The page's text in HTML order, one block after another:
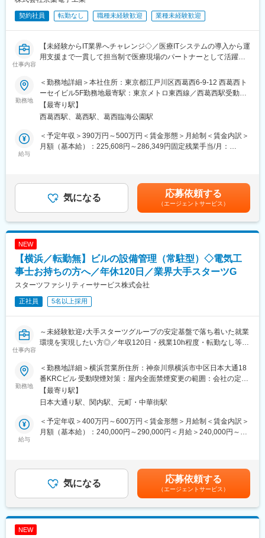
・安全・安心なICT社会の構築に向けて、ブロードバンドサービス
で、通信キャリアの全ての通信設備について、企画・設計から施
工・運用・保守までの一貫した質の高いサービスを全国規模で提
データセンタ、公的機関のサーバールームの構築等、重要ライフ
ラインの電力設備構築にも実績があります。
・資格取得制度も充実しておりますので、大型案件をこなし、経
験値を積み重ねることで難関資格の習得も可能です。自身が積算
に携わった建物が形となって地図上に載り、社会を支えるという
ご自身やご家族に誇れるキャリアを築いていただけると思いま
新入社員研修として導入研修・基礎研修・専門分野研修・2年目ス
テップアップ研修など研修体制が充実しており、技能研修や資格
取得の支援・通信教育制度など充実しております。
■当社について
ストップで行っております
契約社員 転勤なし 職種未経験歓迎 業種未経験歓迎
仕事内容
【未経験からIT業界へチャレンジ◇／医療ITシステムの導入から運
用支援まで一貫して担当制で医療現場のパートナーとして活躍／
る】
■業務概要：
医療機関用自社開発システムや電子カルテなどの導入・保守・サ
ポートを提供している当社。
サービスエンジニアとして、医療現場で使用される機器・システ
ムの導入支援から、稼働後のフォローまでをトータルで担当しま
す。単なる「設置担当」ではなく、医療機関のパートナーとして
■具体的には：
・診療所のお客様を中心とした新規導入・システム追加・機材入
れ替え対応をお任せ
・リモート環境でのシステム状況チェック、調整作業
・現地対応が必要な際の訪問サポート
※1～2カ月に1回程度、1～2泊の出張あり
■この仕事のポイント
対応できる環境
◎現地対応は先輩と同行訪問・リモート支援をするため、効率的
◎既存顧客が多いため、信頼関係を深めながら仕事ができます
■入社後について：
入社後は、医療業界の基礎知識や当社システムについて学ぶ研修
からスタート。その後、先輩社員との同行やOJTを通じて、実務
を少しずつ経験していきます。
・半年～1年程度で業務を学びます
現在7名のサービスエンジニアが在籍。異業種からの転職者が多数
活躍中です。正社員としてのキャリアを当社でスタートしたメン
勤務地
＜勤務地詳細＞本社住所：東京都江戸川区西葛西6-9-12 西葛西ト
ーセイビル5F勤務地最寄駅：東京メトロ東西線／西葛西駅受動喫
煙対策：屋内全面禁煙変更の範囲：会社の定める事業所
【最寄り駅】
西葛西駅、葛西駅、葛西臨海公園駅
給与
＜予定年収＞390万円～500万円＜賃金形態＞月給制＜賃金内訳＞
月額（基本給）：225,608円～286,349円固定残業手当/月：
／年1回（7月）■賞与／年2回（7月、12月）■モデル年収：年収
400万円 ／ 26歳 経験2年年収500万円 ／ 30歳 経験6年年収600万
円 ／ 35歳 経験10年年収700万円 ／ 40歳 経験15年賃金はあくま
でも目安の金額であり、選考を通じて上下する可能性がありま
す。月給(月額)は固定手当を含めた表記です。
気になる 応募依頼する
（エージェントサービス）
NEW
【横浜／転勤無】ビルの設備管理（常駐型）◇電気工
事士お持ちの方へ／年休120日／業界大手スターツG
スターツファシリティーサービス株式会社
正社員 5名以上採用
仕事内容
～未経験歓迎♪大手スターツグループの安定基盤で落ち着いた就業
環境を実現したい方◎／年収120日・残業10h程度・転勤なし等長
た環境◎~
■業務内容
当社が管理するビルに常駐いただき、ビル内の巡回や設備の管
理・点検（電気/空調）、ビルオーナーへのリニューアル工事提案
などの業務をお任せします。
■業務詳細：
ど
■業務の特徴：
勤務地
＜勤務地詳細＞横浜営業所住所：神奈川県横浜市中区日本大通18
番KRCビル 受動喫煙対策：屋内全面禁煙変更の範囲：会社の定め
る事業所
【最寄り駅】
日本大通り駅、関内駅、元町・中華街駅
給与
＜予定年収＞400万円～600万円＜賃金形態＞月給制＜賃金内訳＞
月額（基本給）：240,000円～290,000円＜月給＞240,000円～
目安の金額であり、選考を通じて上下する可能性があります。月
給(月額)は固定手当を含めた表記です。
気になる 応募依頼する
（エージェントサービス）
NEW